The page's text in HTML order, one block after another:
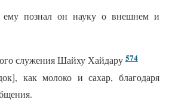
ему познал он науку о внешнем и
служения Шайху Хайдару 574
как молоко и сахар, благодаря